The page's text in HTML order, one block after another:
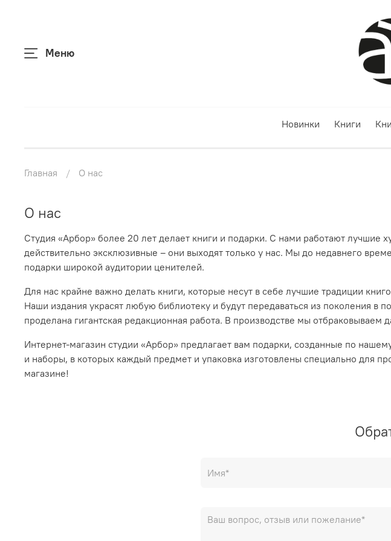
Меню
Новинки Книги
Главная О нас
О нас
Студия «Арбор» более 20 лет делает книги и подарки. С нами работают
действительно эксклюзивные – они выходят только у нас. Мы до недавнего
подарки широкой аудитории ценителей.
Для нас крайне важно делать книги, которые несут в себе лучшие традиции
Наши издания украсят любую библиотеку и будут передаваться из поколения в
проделана гигантская редакционная работа. В производстве мы
Интернет-магазин студии «Арбор» предлагает вам подарки, созданные по
и наборы, в которых каждый предмет и упаковка изготовлены специально для
магазине!